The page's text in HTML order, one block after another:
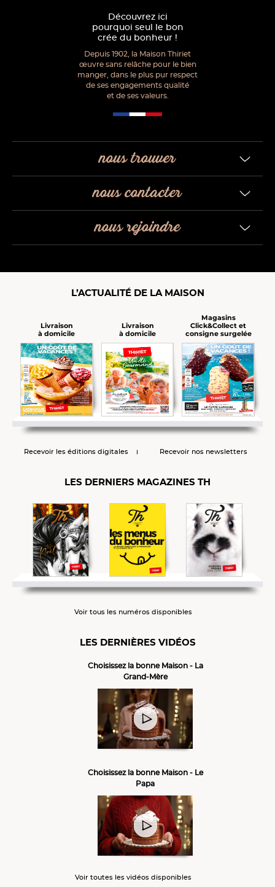
Découvrez ici
pourquoi seul le bon
crée du bonheur !
Depuis 1902, la Maison Thiriet
œuvre sans relâche pour le bien
manger, dans le plus pur respect
de ses engagements qualité
et de ses valeurs.
nous trouver
nous contacter
nous rejoindre
L’ACTUALITÉ DE LA MAISON
Livraison
à domicile
Livraison
à domicile
Magasins
Click&Collect et
consigne surgelée
Recevoir les éditions digitales Recevoir nos newsletters
LES DERNIERS MAGAZINES TH
Voir tous les numéros disponibles
LES DERNIÈRES VIDÉOS
Choisissez la bonne Maison - La
Grand-Mère
Choisissez la bonne Maison - Le
Papa
Voir toutes les vidéos disponibles